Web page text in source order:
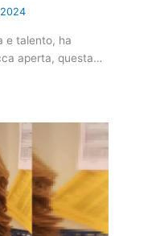
e talento, ha
aperta, questa…